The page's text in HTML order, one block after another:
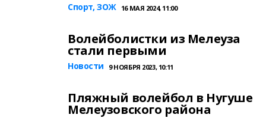
Спорт, ЗОЖ 16 МАЯ 2024, 11:00
Волейболистки из Мелеуза
стали первыми
Новости 9 НОЯБРЯ 2023, 10:11
Пляжный волейбол в Нугуше
Мелеузовского района